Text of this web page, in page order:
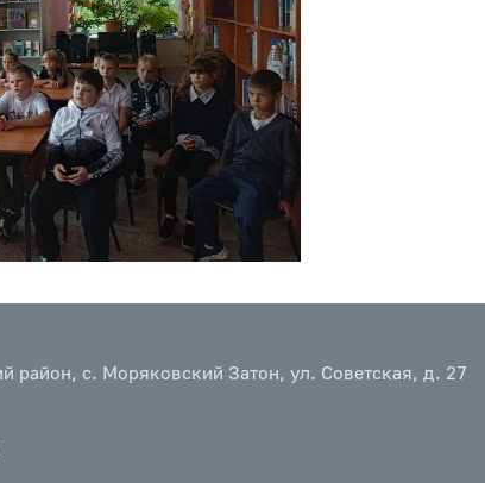
район, с. Моряковский Затон, ул. Советская, д. 27